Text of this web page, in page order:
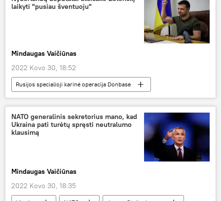
laikyti "pusiau šventuoju"
Mindaugas Vaičiūnas
2022 Kovo 30, 18:52
Rusijos specialioji karinė operacija Donbase
Pasaulyje
Europa
Ukraina
Vladimiras Zelenskis
Niderlandai
NATO generalinis sekretorius mano, kad
Ukraina pati turėtų spręsti neutralumo
klausimą
Mindaugas Vaičiūnas
2022 Kovo 30, 18:35